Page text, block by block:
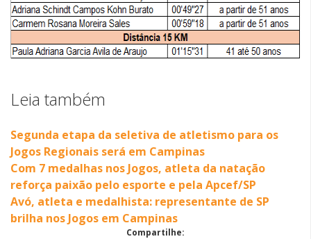
Leia também
Segunda etapa da seletiva de atletismo para os
Jogos Regionais será em Campinas
Com 7 medalhas nos Jogos, atleta da natação
reforça paixão pelo esporte e pela Apcef/SP
Avó, atleta e medalhista: representante de SP
brilha nos Jogos em Campinas
Compartilhe: